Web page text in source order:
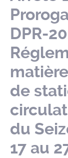
DPR-
de
du
17 au